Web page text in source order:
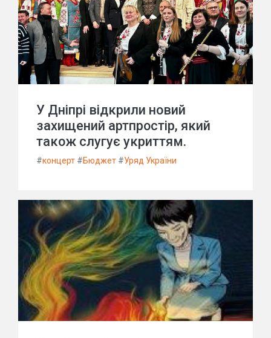
У Дніпрі відкрили новий
захищений артпростір, який
також слугує укриттям.
#концерт #Бюджет #Уряд України